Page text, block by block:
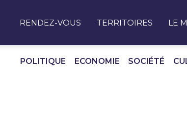
RENDEZ-VOUS TERRITOIRES LE
POLITIQUE ECONOMIE SOCIÉTÉ